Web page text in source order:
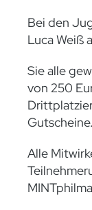
Bei den
Luca Weiß
Sie alle
von 250
Gutscheine.
Alle